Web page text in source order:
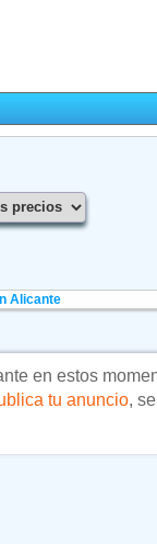
Alicante
en estos
tu anuncio,